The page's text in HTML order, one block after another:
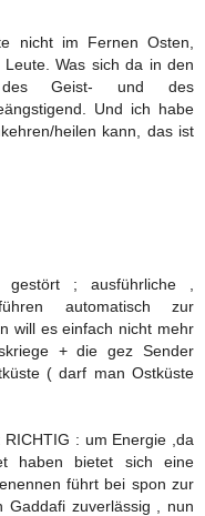
nicht im Fernen Osten,
Was sich da in den
des Geist- und des
Und ich habe
heilen kann, das ist
gestört ; ausführliche ,
automatisch zur
will es einfach nicht mehr
+ die gez Sender
( darf man Ostküste
: um Energie ,da
haben bietet sich eine
führt bei spon zur
Gaddafi zuverlässig , nun